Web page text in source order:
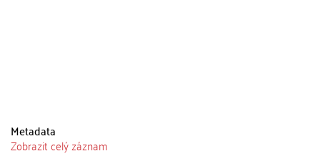
Metadata
Zobrazit celý záznam